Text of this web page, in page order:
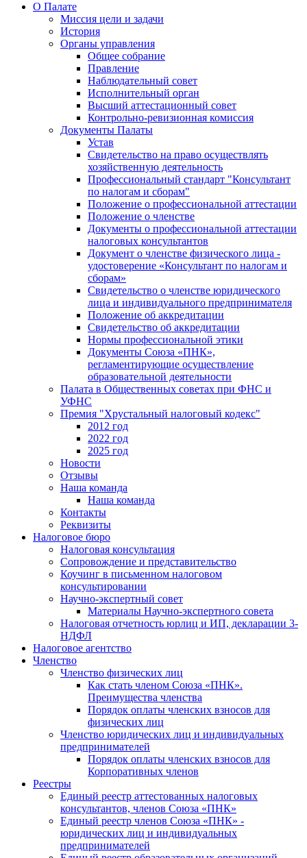
О Палате
Миссия цели и задачи
История
Органы управления
Общее собрание
Правление
Наблюдательный совет
Исполнительный орган
Высший аттестационный совет
Контрольно-ревизионная комиссия
Документы Палаты
Устав
Свидетельство на право осуществлять
хозяйственную деятельность
Профессиональный стандарт "Консультант
по налогам и сборам"
Положение о профессиональной аттестации
Положение о членстве
Документы о профессиональной аттестации
налоговых консультантов
Документ о членстве физического лица -
удостоверение «Консультант по налогам и
сборам»
Свидетельство о членстве юридического
лица и индивидуального предпринимателя
Положение об аккредитации
Свидетельство об аккредитации
Нормы профессиональной этики
Документы Союза «ПНК»,
регламентирующие осуществление
образовательной деятельности
Палата в Общественных советах при ФНС и
УФНС
Премия "Хрустальный налоговый кодекс"
2012 год
2022 год
2025 год
Новости
Отзывы
Наша команда
Наша команда
Контакты
Реквизиты
Налоговое бюро
Налоговая консультация
Cопровождение и представительство
Коучинг в письменном налоговом
консультировании
Научно-экспертный совет
Материалы Научно-экспертного совета
Налоговая отчетность юрлиц и ИП, декларации 3-
НДФЛ
Налоговое агентство
Членство
Членство физических лиц
Как стать членом Союза «ПНК».
Преимущества членства
Порядок оплаты членских взносов для
физических лиц
Членство юридических лиц и индивидуальных
предпринимателей
Порядок оплаты членских взносов для
Корпоративных членов
Реестры
Единый реестр аттестованных налоговых
консультантов, членов Союза «ПНК»
Единый реестр членов Союза «ПНК» -
юридических лиц и индивидуальных
предпринимателей